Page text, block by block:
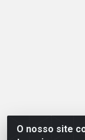
O nosso site
Linhavix